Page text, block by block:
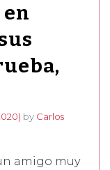
by Carlos
amigo muy